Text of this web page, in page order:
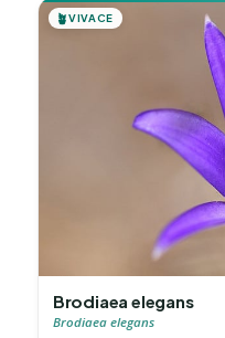
🪴VIVACE
Brodiaea elegans
Brodiaea elegans